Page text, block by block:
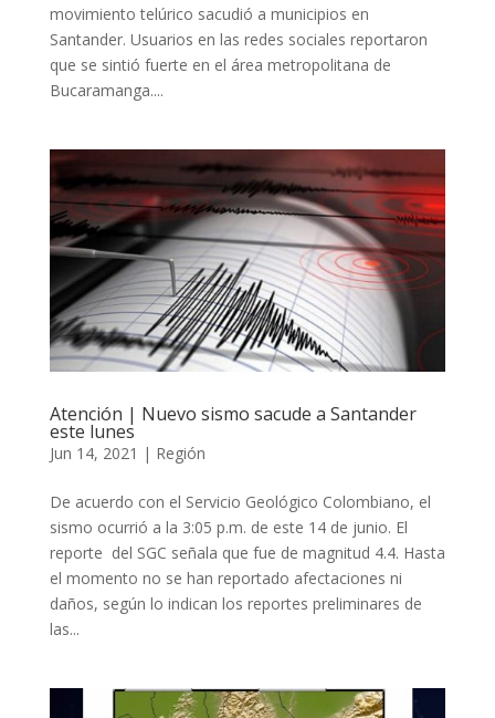
movimiento telúrico sacudió a municipios en
Santander. Usuarios en las redes sociales reportaron
que se sintió fuerte en el área metropolitana de
Bucaramanga....
Atención | Nuevo sismo sacude a Santander
este lunes
Jun 14, 2021 | Región
De acuerdo con el Servicio Geológico Colombiano, el
sismo ocurrió a la 3:05 p.m. de este 14 de junio. El
reporte del SGC señala que fue de magnitud 4.4. Hasta
el momento no se han reportado afectaciones ni
daños, según lo indican los reportes preliminares de
las...